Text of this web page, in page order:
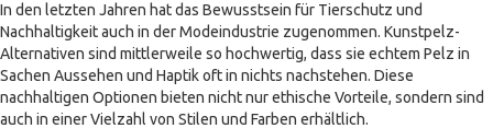
In den letzten Jahren hat das Bewusstsein für Tierschutz und
Nachhaltigkeit auch in der Modeindustrie zugenommen. Kunstpelz-
Alternativen sind mittlerweile so hochwertig, dass sie echtem Pelz in
Sachen Aussehen und Haptik oft in nichts nachstehen. Diese
nachhaltigen Optionen bieten nicht nur ethische Vorteile, sondern sind
auch in einer Vielzahl von Stilen und Farben erhältlich.